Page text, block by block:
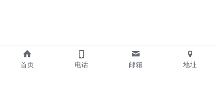
首页 电话 邮箱 地址